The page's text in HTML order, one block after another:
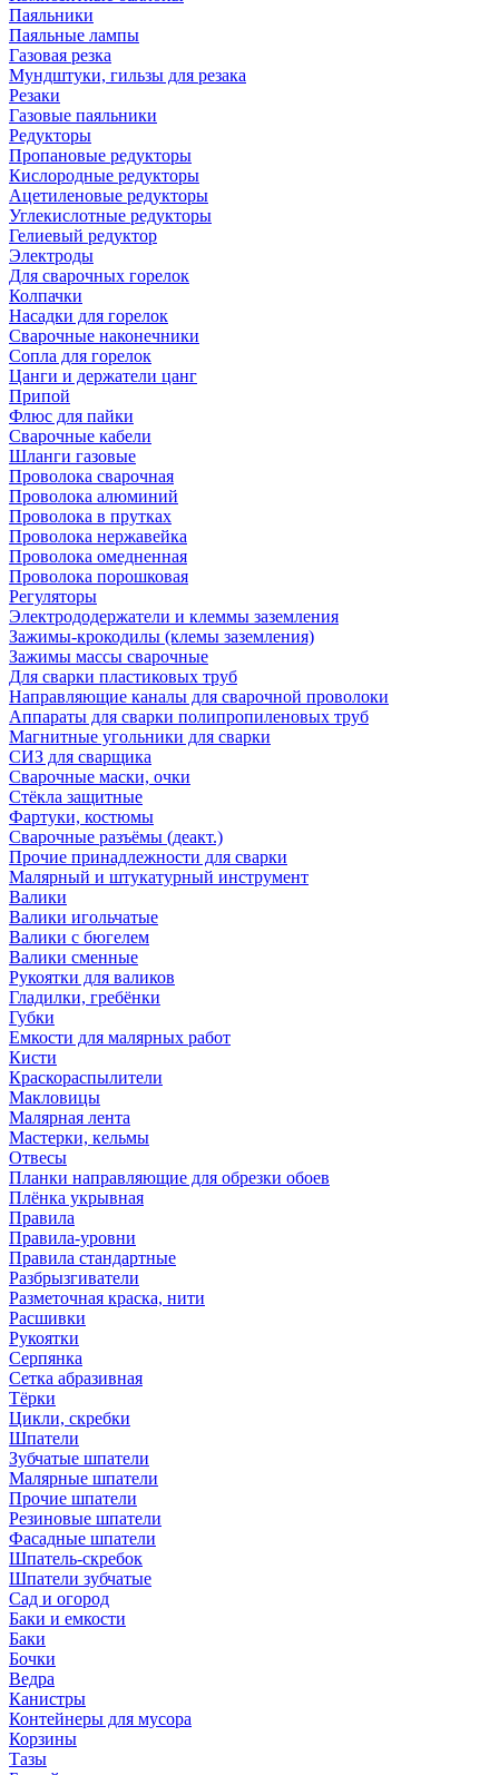
Паяльники
Паяльные лампы
Газовая резка
Мундштуки, гильзы для резака
Резаки
Газовые паяльники
Редукторы
Пропановые редукторы
Кислородные редукторы
Ацетиленовые редукторы
Углекислотные редукторы
Гелиевый редуктор
Электроды
Для сварочных горелок
Колпачки
Насадки для горелок
Сварочные наконечники
Сопла для горелок
Цанги и держатели цанг
Припой
Флюс для пайки
Сварочные кабели
Шланги газовые
Проволока сварочная
Проволока алюминий
Проволока в прутках
Проволока нержавейка
Проволока омедненная
Проволока порошковая
Регуляторы
Электрододержатели и клеммы заземления
Зажимы-крокодилы (клемы заземления)
Зажимы массы сварочные
Для сварки пластиковых труб
Направляющие каналы для сварочной проволоки
Аппараты для сварки полипропиленовых труб
Магнитные угольники для сварки
СИЗ для сварщика
Сварочные маски, очки
Стёкла защитные
Фартуки, костюмы
Сварочные разъёмы (деакт.)
Прочие принадлежности для сварки
Малярный и штукатурный инструмент
Валики
Валики игольчатые
Валики с бюгелем
Валики сменные
Рукоятки для валиков
Гладилки, гребёнки
Губки
Емкости для малярных работ
Кисти
Краскораспылители
Макловицы
Малярная лента
Мастерки, кельмы
Отвесы
Планки направляющие для обрезки обоев
Плёнка укрывная
Правила
Правила-уровни
Правила стандартные
Разбрызгиватели
Разметочная краска, нити
Расшивки
Рукоятки
Серпянка
Сетка абразивная
Тёрки
Цикли, скребки
Шпатели
Зубчатые шпатели
Малярные шпатели
Прочие шпатели
Резиновые шпатели
Фасадные шпатели
Шпатель-скребок
Шпатели зубчатые
Сад и огород
Баки и емкости
Баки
Бочки
Ведра
Канистры
Контейнеры для мусора
Корзины
Тазы